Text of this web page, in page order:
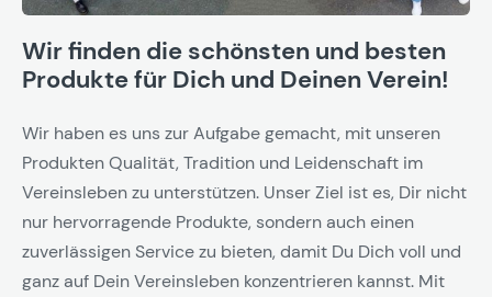
Wir finden die schönsten und besten
Produkte für Dich und Deinen Verein!
Wir haben es uns zur Aufgabe gemacht, mit unseren
Produkten Qualität, Tradition und Leidenschaft im
Vereinsleben zu unterstützen. Unser Ziel ist es, Dir nicht
nur hervorragende Produkte, sondern auch einen
zuverlässigen Service zu bieten, damit Du Dich voll und
ganz auf Dein Vereinsleben konzentrieren kannst. Mit